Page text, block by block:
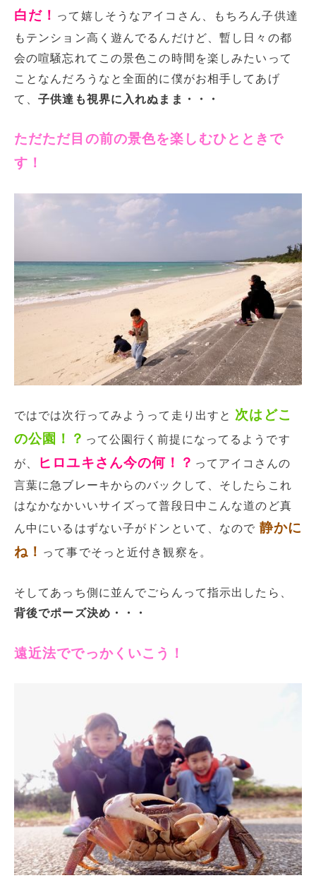
白だ！ って嬉しそうなアイコさん、もちろん子供達
もテンション高く遊んでるんだけど、暫し日々の都
会の喧騒忘れてこの景色この時間を楽しみたいって
ことなんだろうなと全面的に僕がお相手してあげ
て、子供達も視界に入れぬまま・・・
ただただ目の前の景色を楽しむひとときで
す！
ではでは次行ってみようって走り出すと 次はどこ
の公園！？ って公園行く前提になってるようです
が、
ヒロユキさん今の何！？ ってアイコさんの
言葉に急ブレーキからのバックして、そしたらこれ
はなかなかいいサイズって普段日中こんな道のど真
ん中にいるはずない子がドンといて、なので 静かに
ね！ って事でそっと近付き観察を。
そしてあっち側に並んでごらんって指示出したら、
背後でポーズ決め・・・
遠近法ででっかくいこう！